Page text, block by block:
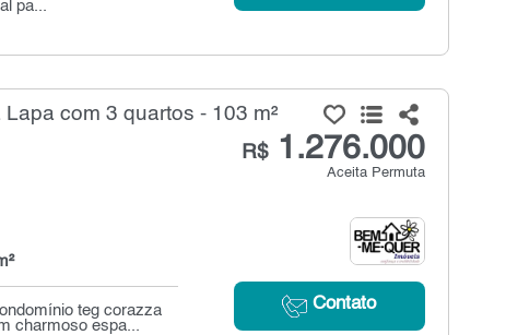
pa...
com 3 quartos - 103 m²
R$1.276.000
Aceita Permuta
Contato
teg corazza
charmoso espa...